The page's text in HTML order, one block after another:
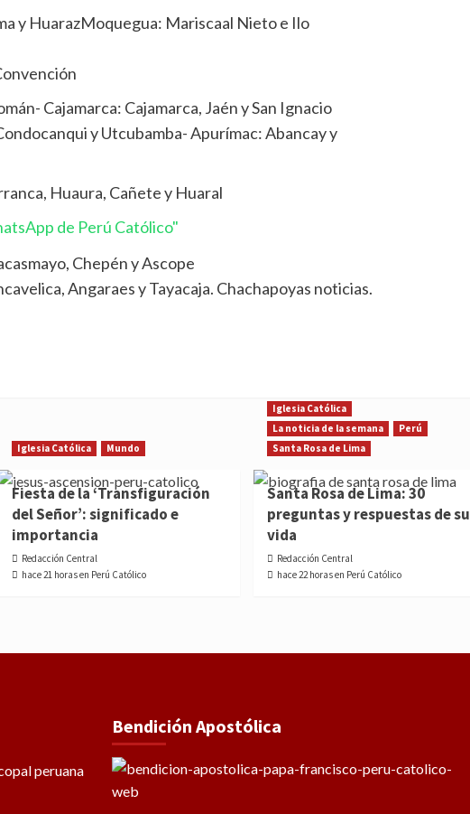
y HuarazMoquegua: Mariscaal Nieto e Ilo
Cajamarca: Cajamarca, Jaén y San Ignacio
y Utcubamba- Apurímac: Abancay y
Huaura, Cañete y Huaral
de Perú Católico"
Chepén y Ascope
Angaraes y Tayacaja. Chachapoyas noticias.
Iglesia Católica Mundo
Fiesta de la ‘Transfiguración
del Señor’: significado e
importancia
Redacción Central
hace 21 horas en Perú Católico
Iglesia Católica
La noticia de la semana
Perú
Santa Rosa de Lima
Santa Rosa de Lima: 30
preguntas y respuestas de su
vida
Redacción Central
hace 22 horas en Perú Católico
Bendición Apostólica